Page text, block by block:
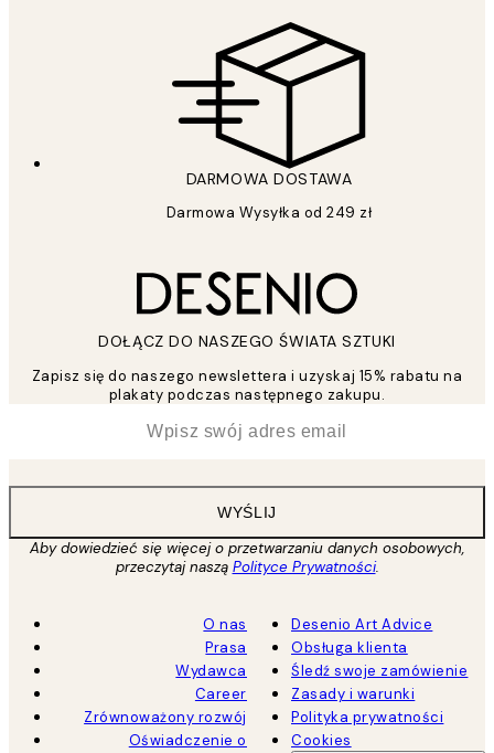
DARMOWA DOSTAWA
Darmowa Wysyłka od 249 zł
DOŁĄCZ DO NASZEGO ŚWIATA SZTUKI
Zapisz się do naszego newslettera i uzyskaj 15% rabatu na
plakaty podczas następnego zakupu.
WYŚLIJ
Aby dowiedzieć się więcej o przetwarzaniu danych osobowych,
przeczytaj naszą Polityce Prywatności.
O nas
Prasa
Wydawca
Career
Zrównoważony rozwój
Oświadczenie o
Desenio Art Advice
Obsługa klienta
Śledź swoje zamówienie
Zasady i warunki
Polityka prywatności
Cookies